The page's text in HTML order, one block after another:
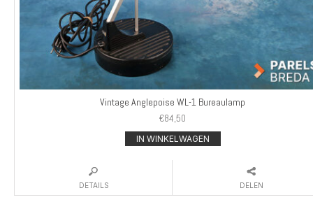
Vintage Anglepoise WL-1 Bureaulamp
€84,50
IN WINKELWAGEN
DETAILS DELEN